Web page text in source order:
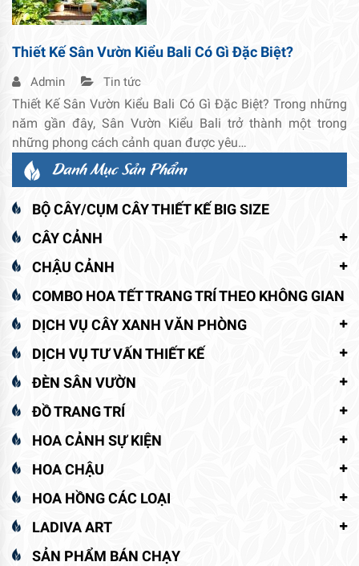
Thiết Kế Sân Vườn Kiểu Bali Có Gì Đặc Biệt?
Admin Tin tức
Thiết Kế Sân Vườn Kiểu Bali Có Gì Đặc Biệt? Trong những
năm gần đây, Sân Vườn Kiểu Bali trở thành một trong
những phong cách cảnh quan được yêu…
Danh Mục Sản Phẩm
BỘ CÂY/CỤM CÂY THIẾT KẾ BIG SIZE
CÂY CẢNH
CHẬU CẢNH
COMBO HOA TẾT TRANG TRÍ THEO KHÔNG GIAN
DỊCH VỤ CÂY XANH VĂN PHÒNG
DỊCH VỤ TƯ VẤN THIẾT KẾ
ĐÈN SÂN VƯỜN
ĐỒ TRANG TRÍ
HOA CẢNH SỰ KIỆN
HOA CHẬU
HOA HỒNG CÁC LOẠI
LADIVA ART
SẢN PHẨM BÁN CHẠY